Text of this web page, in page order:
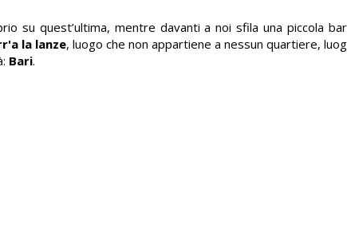
su quest’ultima, mentre davanti a noi sfila una piccola
la lanze, luogo che non appartiene a nessun quartiere,
Bari.